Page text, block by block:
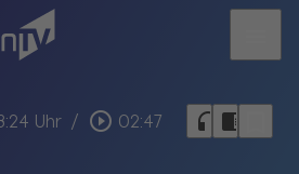
Uhr / play_circle_outline 02:47 headphones chrome_reader_mode